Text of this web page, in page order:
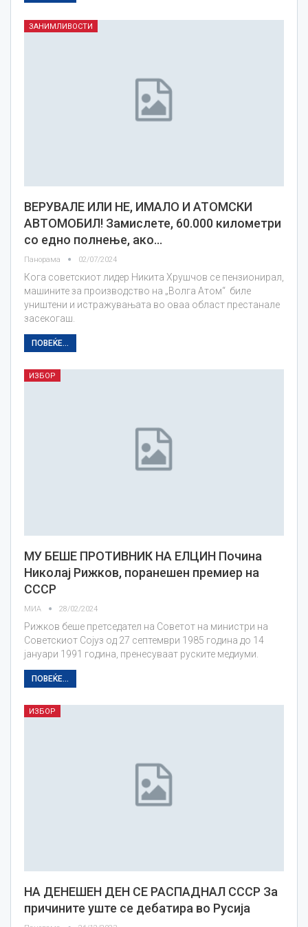
ЗАНИМЛИВОСТИ
ВЕРУВАЛЕ ИЛИ НЕ, ИМАЛО И АТОМСКИ
АВТОМОБИЛ! Замислете, 60.000 километри
со едно полнење, ако…
Панорама 02/07/2024
Кога советскиот лидер Никита Хрушчов се пензионирал,
машините за производство на „Волга Атом“ биле
уништени и истражувањата во оваа област престанале
засекогаш.
ПОВЕЌЕ...
ИЗБОР
МУ БЕШЕ ПРОТИВНИК НА ЕЛЦИН Почина
Николај Рижков, поранешен премиер на
СССР
МИА 28/02/2024
Рижков беше претседател на Советот на министри на
Советскиот Сојуз од 27 септември 1985 година до 14
јануари 1991 година, пренесуваат руските медиуми.
ПОВЕЌЕ...
ИЗБОР
НА ДЕНЕШЕН ДЕН СЕ РАСПАДНАЛ СССР За
причините уште се дебатира во Русија